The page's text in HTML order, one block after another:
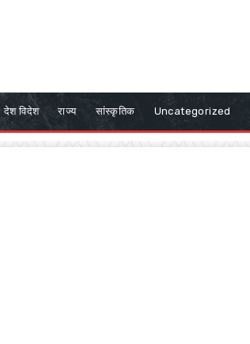
देश विदेश राज्य सांस्कृतिक Uncategorized